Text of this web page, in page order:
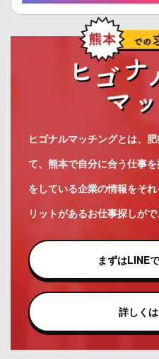
ヒゴナルマッチングとは、
て、熊本で自分に合う仕事
をしている企業の情報をそ
リットがあるお仕事探しが
まずはLINE
詳しく